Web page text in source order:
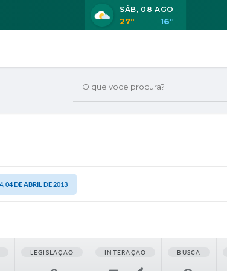
O que voce procura?
SÁB 08 AGO
27° 16°
04 DE ABRIL DE 2013
LEGISLAÇÃO INTERAÇÃO BUSCA